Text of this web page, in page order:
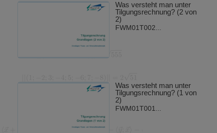
Was versteht man unter
Tilgungsrechnung? (2 von
2)
FWM01T002...
Was versteht man unter
Tilgungsrechnung? (1 von
2)
FWM01T001...